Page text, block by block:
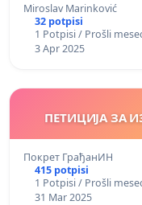
Miroslav Marinković
32 potpisi
1 Potpisi / Prošli
3 Apr 2025
ПЕТИЦИЈА ЗА
Покрет ГрађанИН
415 potpisi
1 Potpisi / Prošli
31 Mar 2025